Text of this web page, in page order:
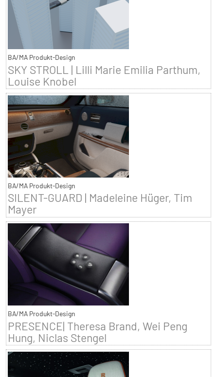
BA/MA Produkt-Design
SKY STROLL | Lilli Marie Emilia Parthum,
Louise Knobel
BA/MA Produkt-Design
SILENT-GUARD | Madeleine Hüger, Tim
Mayer
BA/MA Produkt-Design
PRESENCE| Theresa Brand, Wei Peng
Hung, Niclas Stengel